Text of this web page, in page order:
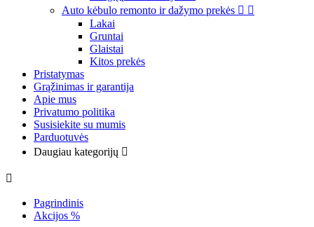
Auto kėbulo remonto ir dažymo prekės  
Lakai
Gruntai
Glaistai
Kitos prekės
Pristatymas
Grąžinimas ir garantija
Apie mus
Privatumo politika
Susisiekite su mumis
Parduotuvės
Daugiau kategorijų 

Pagrindinis
Akcijos %